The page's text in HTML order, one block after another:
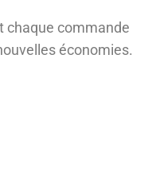
chaque commande
économies.